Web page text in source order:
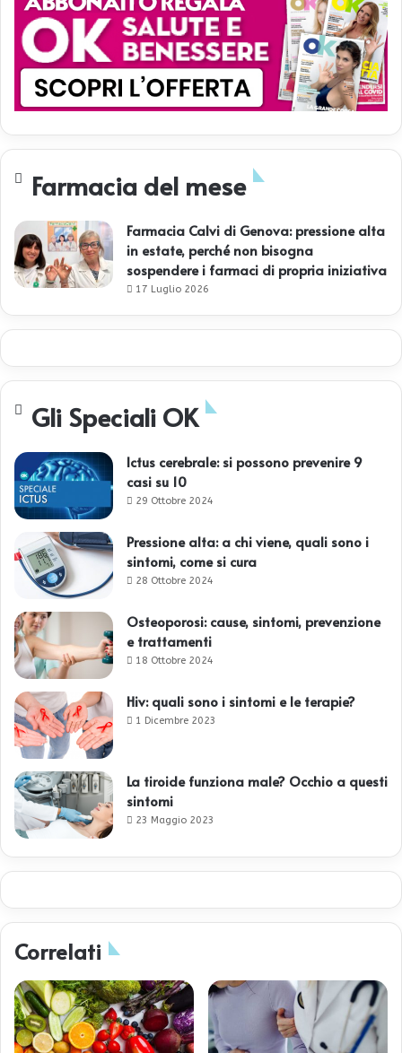
Farmacia del mese
Farmacia Calvi di Genova: pressione alta
in estate, perché non bisogna
sospendere i farmaci di propria iniziativa
17 Luglio 2026
Gli Speciali OK
Ictus cerebrale: si possono prevenire 9
casi su 10
29 Ottobre 2024
Pressione alta: a chi viene, quali sono i
sintomi, come si cura
28 Ottobre 2024
Osteoporosi: cause, sintomi, prevenzione
e trattamenti
18 Ottobre 2024
Hiv: quali sono i sintomi e le terapie?
1 Dicembre 2023
La tiroide funziona male? Occhio a questi
sintomi
23 Maggio 2023
Correlati